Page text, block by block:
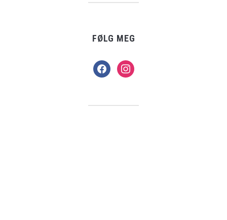
FØLG MEG
facebookinstagram